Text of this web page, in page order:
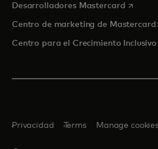
Desarrolladores Mastercard se abre
Centro de marketing de Mastercard
Centro para el Crecimiento Inclusivo
Privacidad Terms Manage